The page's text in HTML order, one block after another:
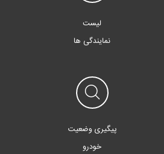
لیست
نمایندگی ها
پیگیری وضعیت
خودرو